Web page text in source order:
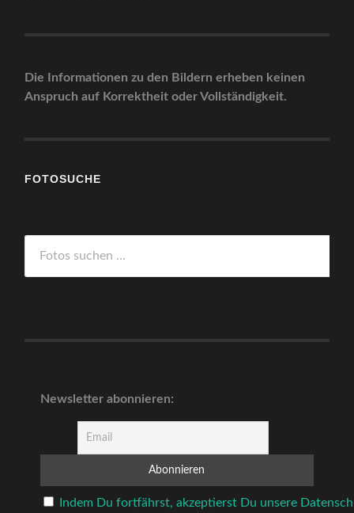
Die Informationen zu den Bildern erheben keinen
Anspruch auf Korrektheit oder Vollständigkeit.
FOTOSUCHE
Newsletter abonnieren:
Indem Du fortfährst, akzeptierst Du unsere